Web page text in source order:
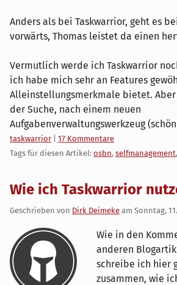
Anders als bei Taskwarrior, geht es
vorwärts, Thomas leistet da einen
Vermutlich werde ich Taskwarrior
ich habe mich sehr an Features
Alleinstellungsmerkmale bietet.
der Suche, nach einem neuen
Aufgabenverwaltungswerkzeug
Kategorien:
taskwarrior
17 Kommentare
Tags für diesen Artikel: osbn, selfmanagement,
Wie ich Taskwarrior
Geschrieben von Dirk Deimeke am Sonntag,
Wie in den
anderen
schreibe ich hier
zusammen, wie